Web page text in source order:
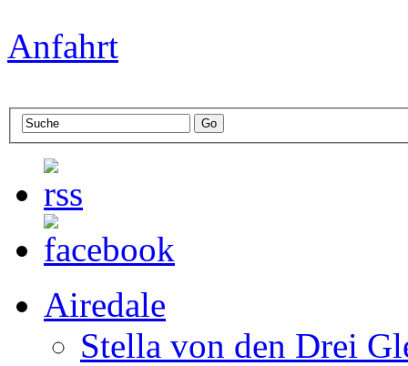
Anfahrt
Airedale
Stella von den Drei